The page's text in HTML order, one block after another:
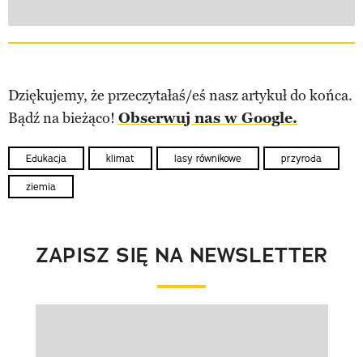
Dziękujemy, że przeczytałaś/eś nasz artykuł do końca.
Bądź na bieżąco! Obserwuj nas w Google.
Edukacja klimat lasy równikowe przyroda
ziemia
ZAPISZ SIĘ NA NEWSLETTER